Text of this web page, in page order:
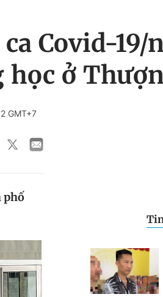
Covid-19/
học ở
GMT+7
phố